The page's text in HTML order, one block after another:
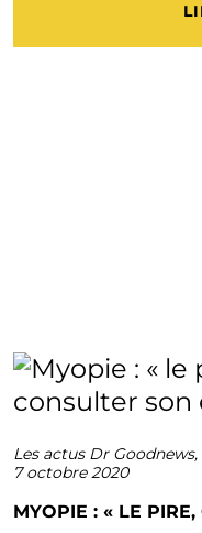
Les actus Dr Goodnews,
7 octobre 2020
MYOPIE : « LE PIRE,